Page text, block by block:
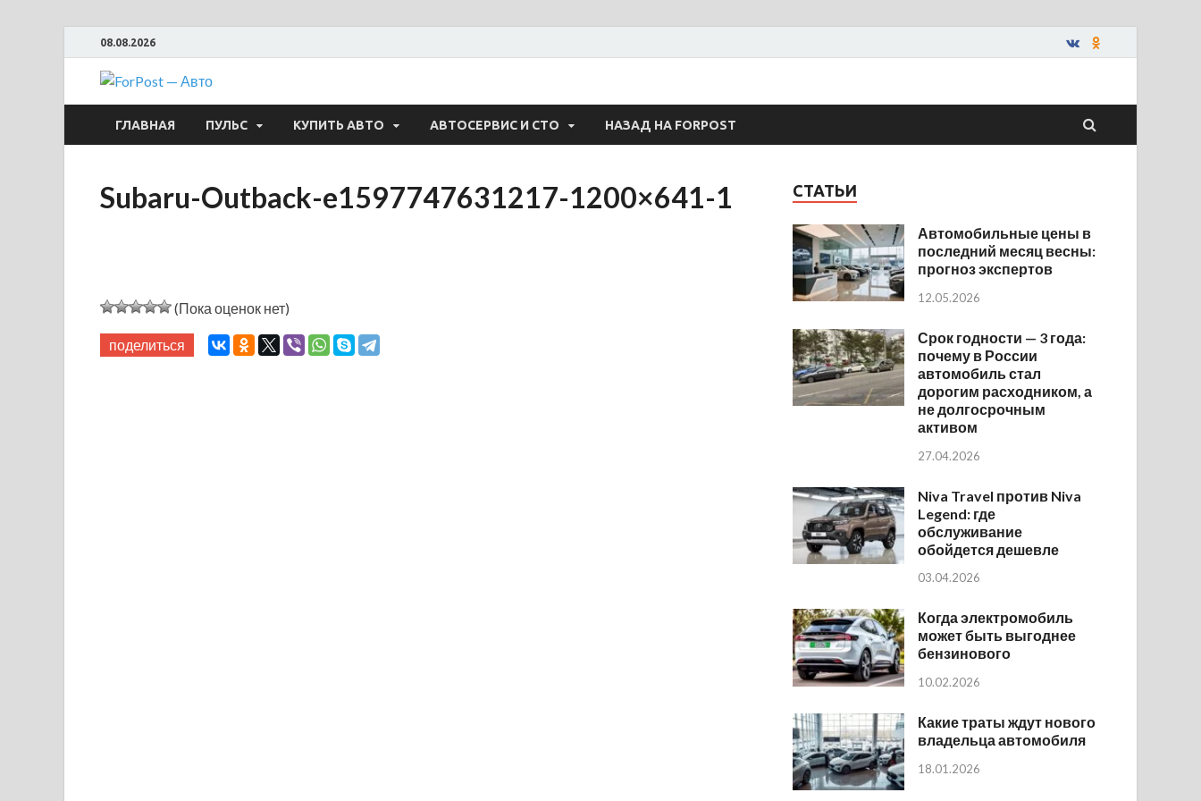
08.08.2026
ForPost — Авто
ГЛАВНАЯ ПУЛЬС КУПИТЬ АВТО АВТОСЕРВИС И СТО НАЗАД НА FORPOST
Subaru-Outback-e1597747631217-1200×641-1
(Пока оценок нет)
поделиться
СТАТЬИ
Автомобильные цены в
последний месяц весны:
прогноз экспертов
12.05.2026
Срок годности — 3 года:
почему в России
автомобиль стал
дорогим расходником, а
не долгосрочным
активом
27.04.2026
Niva Travel против Niva
Legend: где
обслуживание
обойдется дешевле
03.04.2026
Когда электромобиль
может быть выгоднее
бензинового
10.02.2026
Какие траты ждут нового
владельца автомобиля
18.01.2026